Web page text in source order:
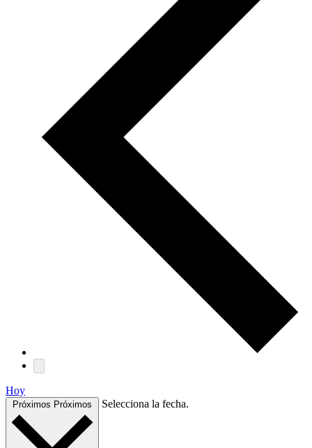
Hoy
Próximos Próximos Selecciona la fecha.